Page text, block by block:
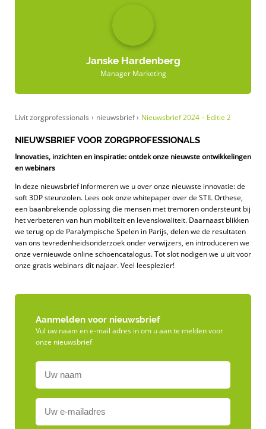
Livit zorgprofessionals › nieuwsbrief › Nieuwsbrief 2024 – Editie 2
NIEUWSBRIEF VOOR ZORGPROFESSIONALS
Innovaties, inzichten en inspiratie: ontdek onze nieuwste ontwikkelingen
en webinars
In deze nieuwsbrief informeren we u over onze nieuwste innovatie: de
soft 3DP steunzolen. Lees ook onze whitepaper over de STIL Orthese,
een baanbrekende oplossing die mensen met tremoren ondersteunt bij
het verbeteren van hun mobiliteit en levenskwaliteit. Daarnaast blikken
we terug op de Paralympische Spelen in Parijs, delen we de resultaten
van ons tevredenheidsonderzoek onder verwijzers, en introduceren we
onze vernieuwde online schoencatalogus. Tot slot nodigen we u uit voor
onze gratis webinars dit najaar. Veel leesplezier!
Aanmelden voor nieuwsbrief
Vul uw naam en e-mail adres in om u aan te melden voor
onze nieuwsbrief
Janske Hardenberg
Manager Marketing